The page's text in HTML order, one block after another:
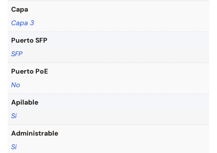
Capa
Capa 3
Puerto SFP
SFP
Puerto PoE
No
Apilable
Si
Administrable
Si